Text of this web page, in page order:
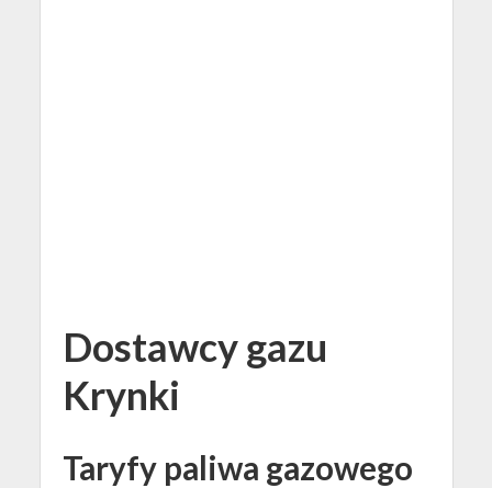
Dostawcy gazu
Krynki
Taryfy paliwa gazowego